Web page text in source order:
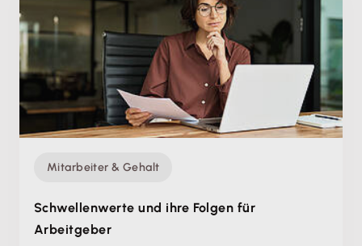
Mitarbeiter & Gehalt
Schwellenwerte und ihre Folgen für
Arbeitgeber